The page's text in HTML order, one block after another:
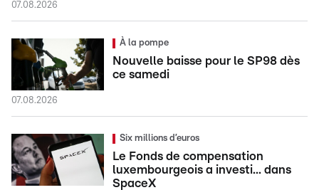
07.08.2026
À la pompe
Nouvelle baisse pour le SP98 dès
ce samedi
07.08.2026
Six millions d’euros
Le Fonds de compensation
luxembourgeois a investi... dans
SpaceX